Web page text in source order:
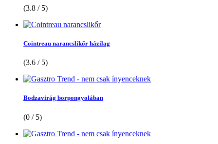
(3.8 / 5)
Cointreau narancslikőr házilag
(3.6 / 5)
Bodzavirág borpongyolában
(0 / 5)